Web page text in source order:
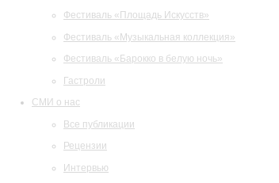
Фестиваль «Площадь Искусств»
Фестиваль «Музыкальная коллекция»
Фестиваль «Барокко в белую ночь»
Гастроли
СМИ о нас
Все публикации
Рецензии
Интервью